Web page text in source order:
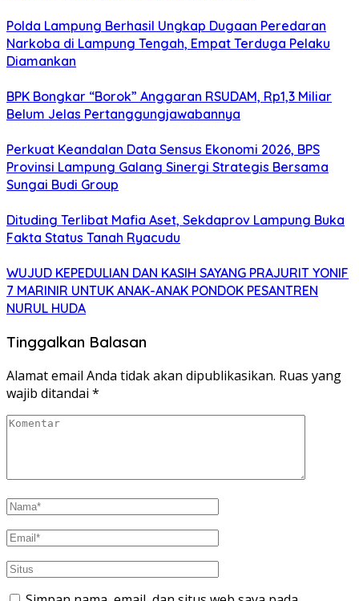
Polda Lampung Berhasil Ungkap Dugaan Peredaran
Narkoba di Lampung Tengah, Empat Terduga Pelaku
Diamankan
BPK Bongkar “Borok” Anggaran RSUDAM, Rp1,3 Miliar
Belum Jelas Pertanggungjawabannya
Perkuat Keandalan Data Sensus Ekonomi 2026, BPS
Provinsi Lampung Galang Sinergi Strategis Bersama
Sungai Budi Group
Dituding Terlibat Mafia Aset, Sekdaprov Lampung Buka
Fakta Status Tanah Ryacudu
WUJUD KEPEDULIAN DAN KASIH SAYANG PRAJURIT YONIF
7 MARINIR UNTUK ANAK-ANAK PONDOK PESANTREN
NURUL HUDA
Tinggalkan Balasan
Alamat email Anda tidak akan dipublikasikan. Ruas yang
wajib ditandai *